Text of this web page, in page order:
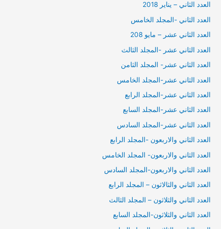
العدد الثاني – يناير 2018
العدد الثاني -المجلد الخامس
العدد الثاني عشر – مايو 208
العدد الثاني عشر -المجلد الثالث
العدد الثاني عشر- المجلد الثامن
العدد الثاني عشر-المجلد الخامس
العدد الثاني عشر-المجلد الرابع
العدد الثاني عشر-المجلد السابع
العدد الثاني عشر-المجلد السادس
العدد الثاني والاربعون -المجلد الرابع
العدد الثاني والاربعون- المجلد الخامس
العدد الثاني والاربعون-المجلد السادس
العدد الثاني والثالاثون – المجلد الرابع
العدد الثاني والثلاثون – المجلد الثالث
العدد الثاني والثلاثون-المجلد السابع